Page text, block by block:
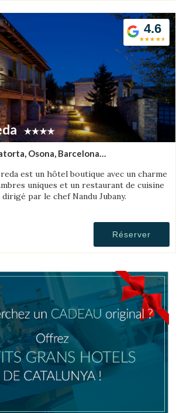
4.6
Osona, Barcelona
est un hôtel boutique avec un charme
uniques et un restaurant de cuisine
par le chef Nandu Jubany.
Réserver